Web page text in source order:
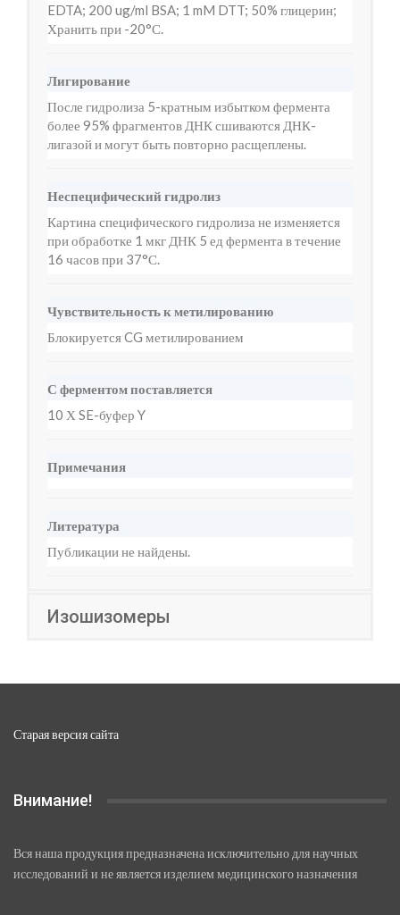
EDTA; 200 ug/ml BSA; 1 mM DTT; 50% глицерин;
Хранить при -20°С.
Лигирование
После гидролиза 5-кратным избытком фермента
более 95% фрагментов ДНК сшиваются ДНК-
лигазой и могут быть повторно расщеплены.
Неспецифический гидролиз
Картина специфического гидролиза не изменяется
при обработке 1 мкг ДНК 5 ед фермента в течение
16 часов при 37°С.
Чувствительность к метилированию
Блокируется CG метилированием
С ферментом поставляется
10 Х SE-буфер Y
Примечания
Литература
Публикации не найдены.
Изошизомеры
Старая версия сайта
Внимание!
Вся наша продукция предназначена исключительно для научных
исследований и не является изделием медицинского назначения